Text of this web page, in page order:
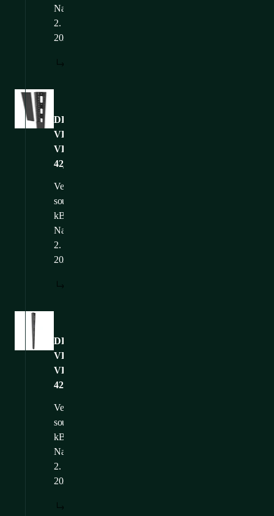
Nahráno: 24.
2.
2025
DP-
VP-
VR-
42_black_detail
Obrázky
Velikost
souboru: 48,19
kB
Nahráno: 24.
2.
2025
DP-
VP-
VR-
42
Obrázky
Velikost
souboru: 75,18
kB
Nahráno: 24.
2.
2025